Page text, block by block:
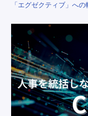
「エグゼクティブ」へ